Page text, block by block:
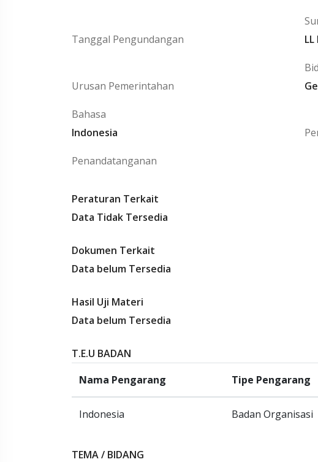
Tanggal Pengundangan
LL
Urusan Pemerintahan
Bahasa
Indonesia
Penandatanganan
Peraturan Terkait
Data Tidak Tersedia
Dokumen Terkait
Data belum Tersedia
Hasil Uji Materi
Data belum Tersedia
T.E.U BADAN
Nama Pengarang
Tipe Pengarang
Indonesia Badan Organisasi
TEMA / BIDANG